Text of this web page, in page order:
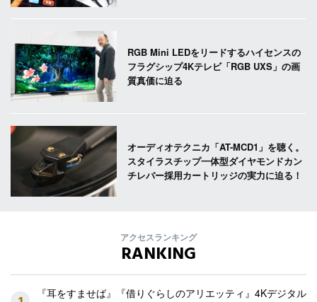
RGB Mini LEDをリードするハイセンスの
フラグシップ4Kテレビ「RGB UXS」の画
質真価に迫る
オーディオテクニカ「AT-MCD1」を聴く。
スタイラスチップ一体型ダイヤモンドカン
チレバー採用カートリッジの実力に迫る！
アクセスランキング
RANKING
『耳をすませば』『借りぐらしのアリエッティ』4Kデジタル